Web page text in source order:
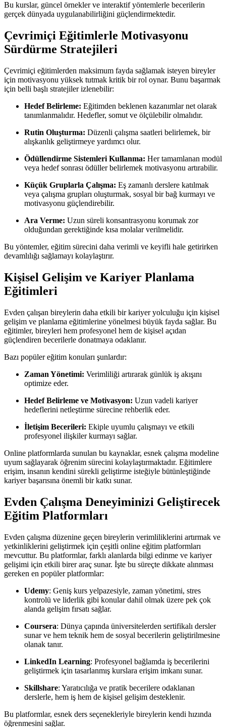
Bu kurslar, güncel örnekler ve interaktif yöntemlerle becerilerin
gerçek dünyada uygulanabilirliğini güçlendirmektedir.
Çevrimiçi Eğitimlerle Motivasyonu
Sürdürme Stratejileri
Çevrimiçi eğitimlerden maksimum fayda sağlamak isteyen bireyler
için motivasyonu yüksek tutmak kritik bir rol oynar. Bunu başarmak
için belli başlı stratejiler izlenebilir:
Hedef Belirleme: Eğitimden beklenen kazanımlar net olarak
tanımlanmalıdır. Hedefler, somut ve ölçülebilir olmalıdır.
Rutin Oluşturma: Düzenli çalışma saatleri belirlemek, bir
alışkanlık geliştirmeye yardımcı olur.
Ödüllendirme Sistemleri Kullanma: Her tamamlanan modül
veya hedef sonrası ödüller belirlemek motivasyonu artırabilir.
Küçük Gruplarla Çalışma: Eş zamanlı derslere katılmak
veya çalışma grupları oluşturmak, sosyal bir bağ kurmayı ve
motivasyonu güçlendirebilir.
Ara Verme: Uzun süreli konsantrasyonu korumak zor
olduğundan gerektiğinde kısa molalar verilmelidir.
Bu yöntemler, eğitim sürecini daha verimli ve keyifli hale getirirken
devamlılığı sağlamayı kolaylaştırır.
Kişisel Gelişim ve Kariyer Planlama
Eğitimleri
Evden çalışan bireylerin daha etkili bir kariyer yolculuğu için kişisel
gelişim ve planlama eğitimlerine yönelmesi büyük fayda sağlar. Bu
eğitimler, bireyleri hem profesyonel hem de kişisel açıdan
güçlendiren becerilerle donatmaya odaklanır.
Bazı popüler eğitim konuları şunlardır:
Zaman Yönetimi: Verimliliği artırarak günlük iş akışını
optimize eder.
Hedef Belirleme ve Motivasyon: Uzun vadeli kariyer
hedeflerini netleştirme sürecine rehberlik eder.
İletişim Becerileri: Ekiple uyumlu çalışmayı ve etkili
profesyonel ilişkiler kurmayı sağlar.
Online platformlarda sunulan bu kaynaklar, esnek çalışma modeline
uyum sağlayarak öğrenim sürecini kolaylaştırmaktadır. Eğitimlere
erişim, insanın kendini sürekli geliştirme isteğiyle bütünleştiğinde
kariyer başarısına önemli bir katkı sunar.
Evden Çalışma Deneyiminizi Geliştirecek
Eğitim Platformları
Evden çalışma düzenine geçen bireylerin verimliliklerini artırmak ve
yetkinliklerini geliştirmek için çeşitli online eğitim platformları
mevcuttur. Bu platformlar, farklı alanlarda bilgi edinme ve kariyer
gelişimi için etkili birer araç sunar. İşte bu süreçte dikkate alınması
gereken en popüler platformlar:
Udemy: Geniş kurs yelpazesiyle, zaman yönetimi, stres
kontrolü ve liderlik gibi konular dahil olmak üzere pek çok
alanda gelişim fırsatı sağlar.
Coursera: Dünya çapında üniversitelerden sertifikalı dersler
sunar ve hem teknik hem de sosyal becerilerin geliştirilmesine
olanak tanır.
LinkedIn Learning: Profesyonel bağlamda iş becerilerini
geliştirmek için tasarlanmış kurslara erişim imkanı sunar.
Skillshare: Yaratıcılığa ve pratik becerilere odaklanan
derslerle, hem iş hem de kişisel gelişim desteklenir.
Bu platformlar, esnek ders seçenekleriyle bireylerin kendi hızında
öğrenmesini sağlar.